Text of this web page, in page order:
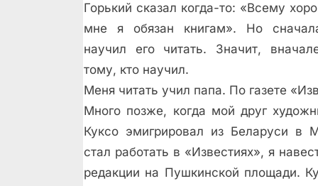
Горький сказал когда-то: «Всему
мне я обязан книгам». Но
научил его читать. Значит,
тому, кто научил.
Меня читать учил папа. По газете
Много позже, когда мой друг
Куксо эмигрировал из Беларуси в
стал работать в «Известиях», я
редакции на Пушкинской площади.